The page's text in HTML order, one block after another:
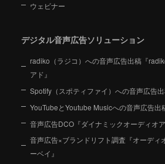
ウェビナー
デジタル音声広告ソリューション
radiko（ラジコ）への音声広告出稿『
アド』
Spotify（スポティファイ）への音声広告
YouTubeとYoutube Musicへの音声広告出
音声広告DCO『ダイナミックオーディオア
音声広告×ブランドリフト調査『オーディ
ーベイ』